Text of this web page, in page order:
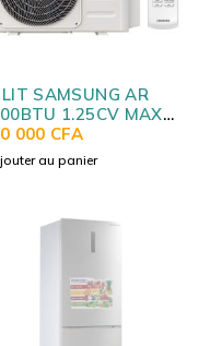
SAMSUNG AR
1.25CV MAX
AF
000 CFA
au panier